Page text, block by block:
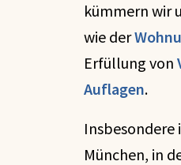
kümmern wir
wie der
Erfüllung von
Auflagen.
Insbesondere
München, in